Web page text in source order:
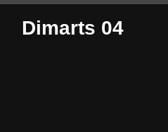
Dimarts 04